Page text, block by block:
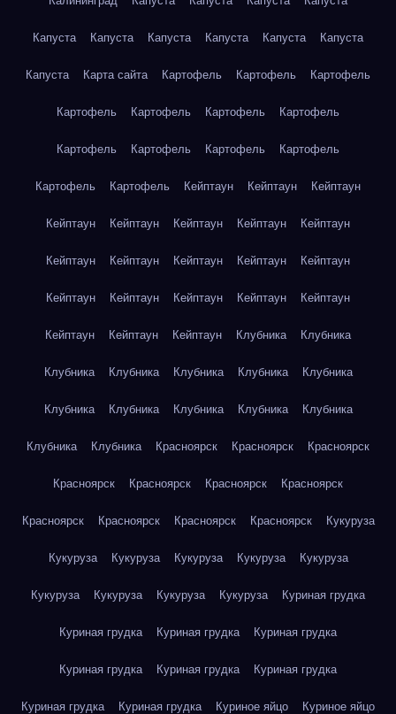
Капуста Капуста Капуста Капуста Капуста Капуста
Капуста Карта сайта Картофель Картофель Картофель
Картофель Картофель Картофель Картофель
Картофель Картофель Картофель Картофель
Картофель Картофель Кейптаун Кейптаун Кейптаун
Кейптаун Кейптаун Кейптаун Кейптаун Кейптаун
Кейптаун Кейптаун Кейптаун Кейптаун Кейптаун
Кейптаун Кейптаун Кейптаун Кейптаун Кейптаун
Кейптаун Кейптаун Кейптаун Клубника Клубника
Клубника Клубника Клубника Клубника Клубника
Клубника Клубника Клубника Клубника Клубника
Клубника Клубника Красноярск Красноярск Красноярск
Красноярск Красноярск Красноярск Красноярск
Красноярск Красноярск Красноярск Красноярск Кукуруза
Кукуруза Кукуруза Кукуруза Кукуруза Кукуруза
Кукуруза Кукуруза Кукуруза Кукуруза Куриная грудка
Куриная грудка Куриная грудка Куриная грудка
Куриная грудка Куриная грудка Куриная грудка
Куриная грудка Куриная грудка Куриное яйцо Куриное яйцо